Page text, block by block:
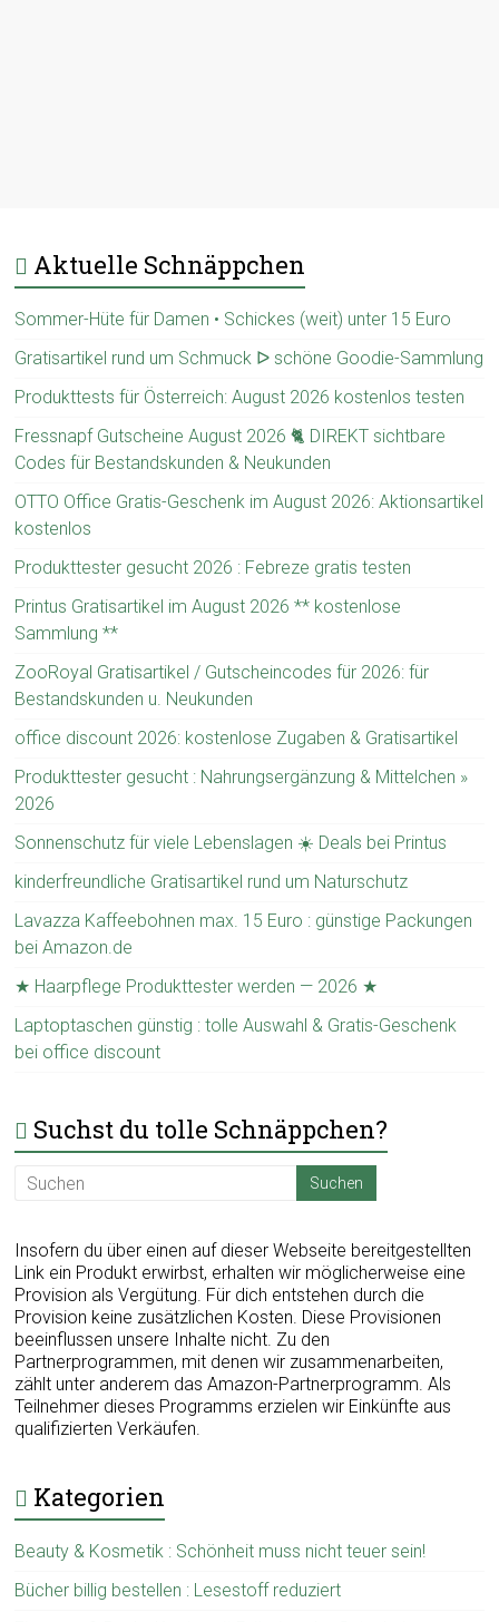
Aktuelle Schnäppchen
Sommer-Hüte für Damen • Schickes (weit) unter 15 Euro
Gratisartikel rund um Schmuck ᐅ schöne Goodie-Sammlung
Produkttests für Österreich: August 2026 kostenlos testen
Fressnapf Gutscheine August 2026 🐈 DIREKT sichtbare
Codes für Bestandskunden & Neukunden
OTTO Office Gratis-Geschenk im August 2026: Aktionsartikel
kostenlos
Produkttester gesucht 2026 : Febreze gratis testen
Printus Gratisartikel im August 2026 ** kostenlose
Sammlung **
ZooRoyal Gratisartikel / Gutscheincodes für 2026: für
Bestandskunden u. Neukunden
office discount 2026: kostenlose Zugaben & Gratisartikel
Produkttester gesucht : Nahrungsergänzung & Mittelchen »
2026
Sonnenschutz für viele Lebenslagen ☀️ Deals bei Printus
kinderfreundliche Gratisartikel rund um Naturschutz
Lavazza Kaffeebohnen max. 15 Euro : günstige Packungen
bei Amazon.de
★ Haarpflege Produkttester werden — 2026 ★
Laptoptaschen günstig : tolle Auswahl & Gratis-Geschenk
bei office discount
Suchst du tolle Schnäppchen?
Insofern du über einen auf dieser Webseite bereitgestellten
Link ein Produkt erwirbst, erhalten wir möglicherweise eine
Provision als Vergütung. Für dich entstehen durch die
Provision keine zusätzlichen Kosten. Diese Provisionen
beeinflussen unsere Inhalte nicht. Zu den
Partnerprogrammen, mit denen wir zusammenarbeiten,
zählt unter anderem das Amazon-Partnerprogramm. Als
Teilnehmer dieses Programms erzielen wir Einkünfte aus
qualifizierten Verkäufen.
Kategorien
Beauty & Kosmetik : Schönheit muss nicht teuer sein!
Bücher billig bestellen : Lesestoff reduziert